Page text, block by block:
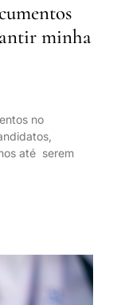
minha
no
até serem